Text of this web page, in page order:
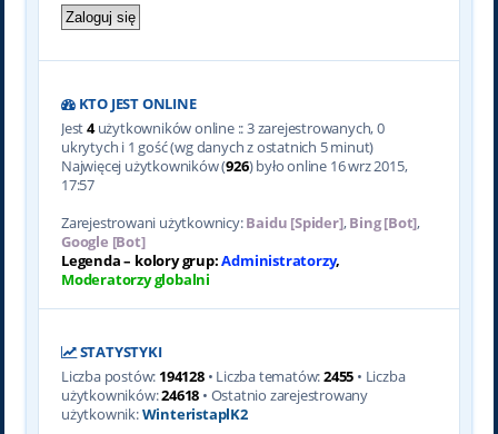
KTO JEST ONLINE
Jest4użytkowników online :: 3 zarejestrowanych, 0
ukrytych i 1 gość (wg danych z ostatnich 5 minut)
Najwięcej użytkowników (926) było online 16 wrz 2015,
17:57
Zarejestrowani użytkownicy:Baidu [Spider],Bing [Bot],
Google [Bot]
Legenda – kolory grup:Administratorzy,
Moderatorzy globalni
STATYSTYKI
Liczba postów: 194128• Liczba tematów:2455 • Liczba
użytkowników:24618 • Ostatnio zarejestrowany
użytkownik:WinteristaplK2